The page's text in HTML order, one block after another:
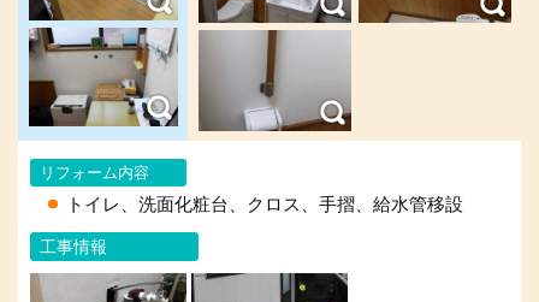
リフォーム内容
トイレ、洗面化粧台、クロス、手摺、給水管移設
工事情報